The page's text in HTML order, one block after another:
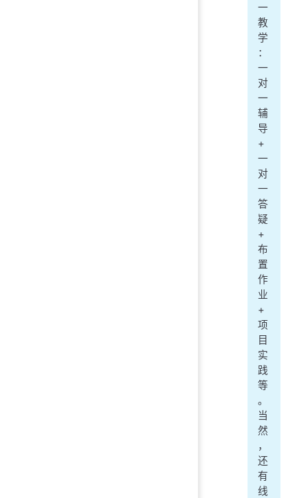
一
教
学
：
一
对
一
辅
导
+
一
对
一
答
疑
+
布
置
作
业
+
项
目
实
践
等
。
当
然
，
还
有
线